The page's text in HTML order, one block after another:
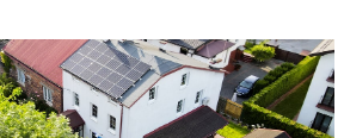
& Technicians of Transportation